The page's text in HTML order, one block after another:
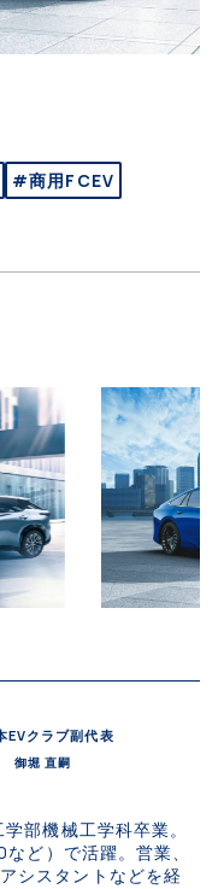
#商用FCEV
EVクラブ副代表
御堀 直嗣
部機械工学科卒業。
ど）で活躍。営業、
シスタントなどを経